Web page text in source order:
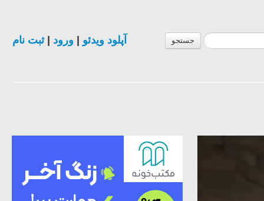
جستجو آپلود ویدئو ورود |ثبت نام